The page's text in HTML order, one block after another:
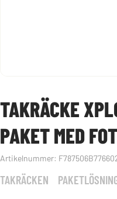
TAKRÄCKE
PAKET MED
Artikelnummer:
TAKRÄCKEN